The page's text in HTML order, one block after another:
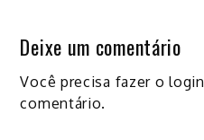
Deixe um comentário
Você precisa fazer ologin
comentário.